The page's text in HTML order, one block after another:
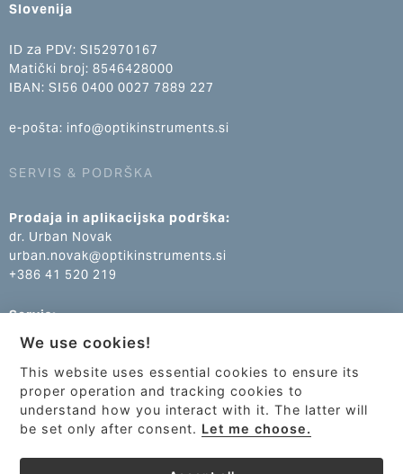
Slovenija
ID za PDV: SI52970167
Matički broj: 8546428000
IBAN: SI56 0400 0027 7889 227
e-pošta: info@optikinstruments.si
SERVIS & PODRŠKA
Prodaja in aplikacijska podrška:
dr. Urban Novak
urban.novak@optikinstruments.si
+386 41 520 219
Servis:
Klemen Žumer
klemen.zumer@optikinstruments.si
+386 70 688 269
We use cookies!
This website uses essential cookies to ensure its
proper operation and tracking cookies to
understand how you interact with it. The latter will
be set only after consent. Let me choose.